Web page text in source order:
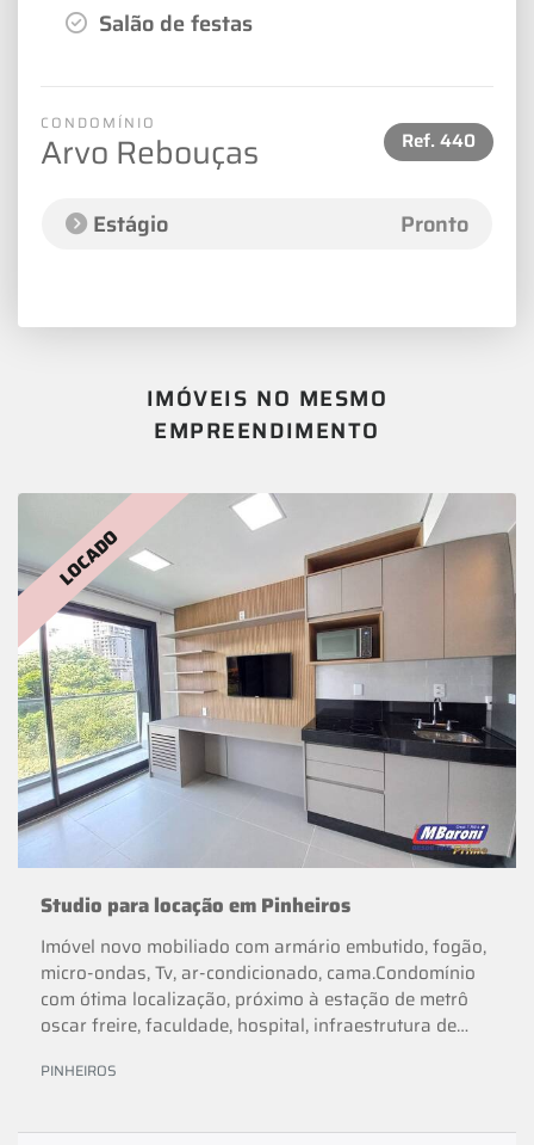
Salão de festas
CONDOMÍNIO
Arvo Rebouças Ref. 440
Estágio Pronto
IMÓVEIS NO MESMO
EMPREENDIMENTO
Studio para locação em Pinheiros
Imóvel novo mobiliado com armário embutido, fogão,
micro-ondas, Tv, ar-condicionado, cama.Condomínio
com ótima localização, próximo à estação de metrô
oscar freire, faculdade, hospital, infraestrutura de
rooftop, cokitchen, sky bar.
PINHEIROS
LOCADO